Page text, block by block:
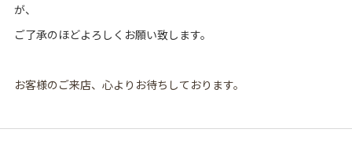
が、
ご了承のほどよろしくお願い致します。
お客様のご来店、心よりお待ちしております。